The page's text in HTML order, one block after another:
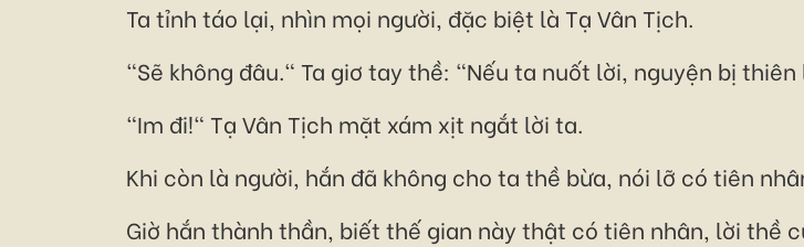
Ta tỉnh táo lại, nhìn mọi người, đặc biệt là Tạ Vân Tịch.
"Sẽ không đâu." Ta giơ tay thề: "Nếu ta nuốt lời, nguyện bị
"Im đi!" Tạ Vân Tịch mặt xám xịt ngắt lời ta.
Khi còn là người, hắn đã không cho ta thề bừa, nói lỡ có tiên
Giờ hắn thành thần, biết thế gian này thật có tiên nhân, lời thề